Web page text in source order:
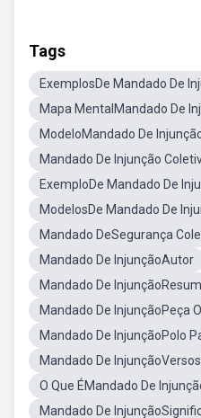
Tags
ExemplosDe Mandado De
Mapa MentalMandado De
ModeloMandado De
Mandado De Injunção
ExemploDe Mandado De
ModelosDe Mandado De
Mandado DeSegurança
Mandado De InjunçãoAutor
Mandado De
Mandado De InjunçãoPeça
Mandado De InjunçãoPolo
Mandado De
O Que ÉMandado De
Mandado De